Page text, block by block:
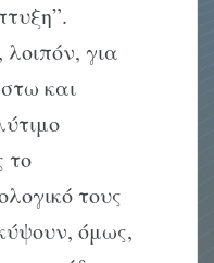
για
και
το
τους
όμως,